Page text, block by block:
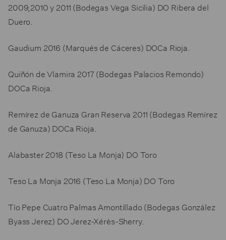
2009,2010 y 2011 (Bodegas Vega Sicilia) DO Ribera del
Duero.
Gaudium 2016 (Marqués de Cáceres) DOCa Rioja.
Quiñón de Vlamira 2017 (Bodegas Palacios Remondo)
DOCa Rioja.
Remírez de Ganuza Gran Reserva 2011 (Bodegas Remírez
de Ganuza) DOCa Rioja.
Alabaster 2018 (Teso La Monja) DO Toro
Teso La Monja 2016 (Teso La Monja) DO Toro
Tío Pepe Cuatro Palmas Amontillado (Bodegas González
Byass Jerez) DO Jerez-Xérès-Sherry.